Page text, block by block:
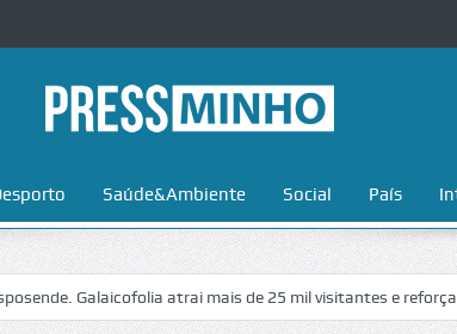
Saúde&Ambiente Social País
atrai mais de 25 mil visitantes e reforça estatuto como